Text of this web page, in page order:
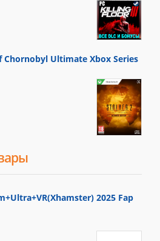
Chornobyl Ultimate Xbox Series
2025 Fap